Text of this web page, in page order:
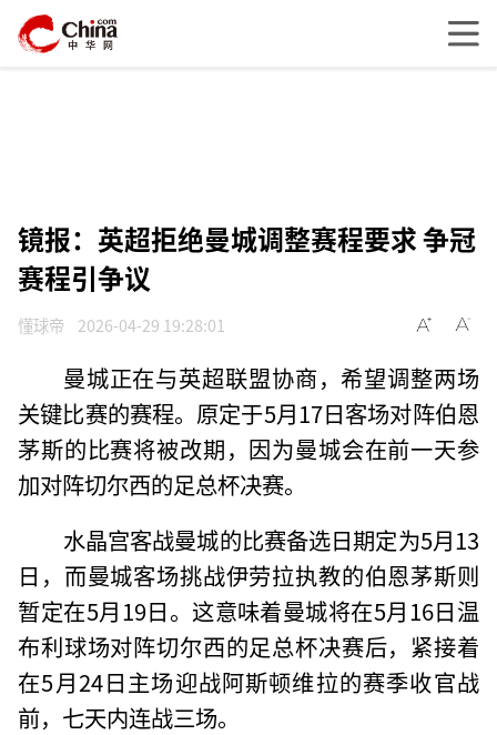
镜报：英超拒绝曼城调整赛程要求 争冠
赛程引争议
懂球帝 2026-04-29 19:28:01
曼城正在与英超联盟协商，希望调整两场
关键比赛的赛程。原定于5月17日客场对阵伯恩
茅斯的比赛将被改期，因为曼城会在前一天参
加对阵切尔西的足总杯决赛。
水晶宫客战曼城的比赛备选日期定为5月13
日，而曼城客场挑战伊劳拉执教的伯恩茅斯则
暂定在5月19日。这意味着曼城将在5月16日温
布利球场对阵切尔西的足总杯决赛后，紧接着
在5月24日主场迎战阿斯顿维拉的赛季收官战
前，七天内连战三场。